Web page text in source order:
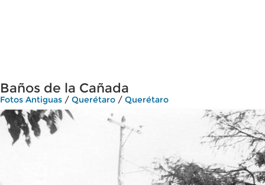
Baños de la Cañada
Fotos Antiguas / Querétaro / Querétaro